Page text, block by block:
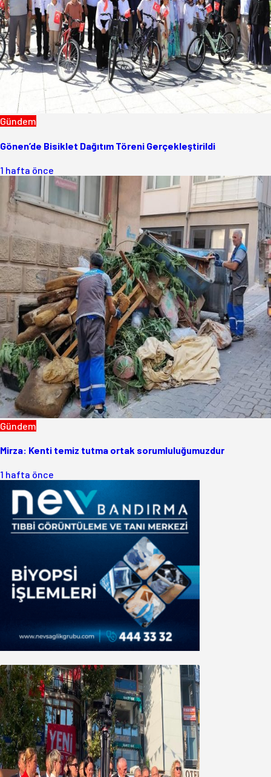
Gündem
Gönen’de Bisiklet Dağıtım Töreni Gerçekleştirildi
1 hafta önce
Gündem
Mirza: Kenti temiz tutma ortak sorumluluğumuzdur
1 hafta önce